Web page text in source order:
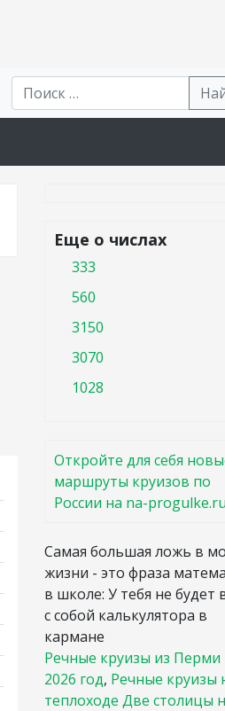
Еще о числах
333
560
3150
3070
1028
Откройте для себя
маршруты круизов по
России на na-
Самая большая ложь в
жизни - это фраза
в школе: У тебя не будет
с собой калькулятора в
кармане
Речные круизы из Перми
2026 год, Речные круизы
теплоходе Две столицы